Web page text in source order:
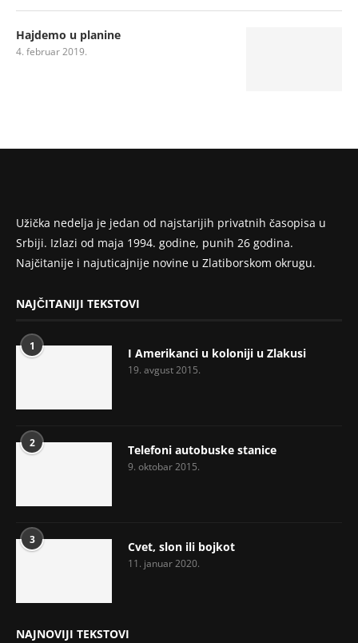
Hajdemo u planine
4. februar 2019.
Užička nedelja je jedan od najstarijih privatnih časopisa u
Srbiji. Izlazi od maja 1994. godine, punih 26 godina.
Najčitanije i najuticajnije novine u Zlatiborskom okrugu.
NAJČITANIJI TEKSTOVI
1 I Amerikanci u koloniji u Zlakusi
19. avgust 2015.
2 Telefoni autobuske stanice
9. oktobar 2015.
3 Cvet, slon ili bojkot
11. januar 2020.
NAJNOVIJI TEKSTOVI